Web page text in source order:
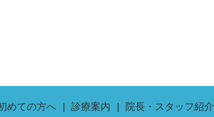
めての方へ 診療案内 院長・スタッフ紹介